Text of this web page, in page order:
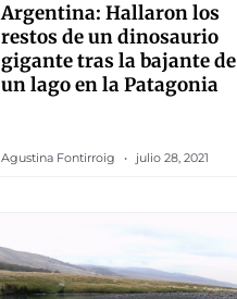
Argentina: Hallaron los
restos de un dinosaurio
gigante tras la bajante de
un lago en la Patagonia
Agustina Fontirroig julio 28, 2021